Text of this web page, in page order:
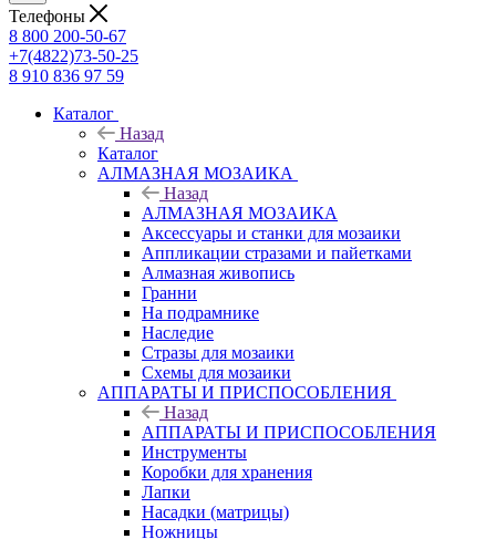
Телефоны
8 800 200-50-67
+7(4822)73-50-25
8 910 836 97 59
Каталог
Назад
Каталог
АЛМАЗНАЯ МОЗАИКА
Назад
АЛМАЗНАЯ МОЗАИКА
Аксессуары и станки для мозаики
Аппликации стразами и пайетками
Алмазная живопись
Гранни
На подрамнике
Наследие
Стразы для мозаики
Схемы для мозаики
АППАРАТЫ И ПРИСПОСОБЛЕНИЯ
Назад
АППАРАТЫ И ПРИСПОСОБЛЕНИЯ
Инструменты
Коробки для хранения
Лапки
Насадки (матрицы)
Ножницы